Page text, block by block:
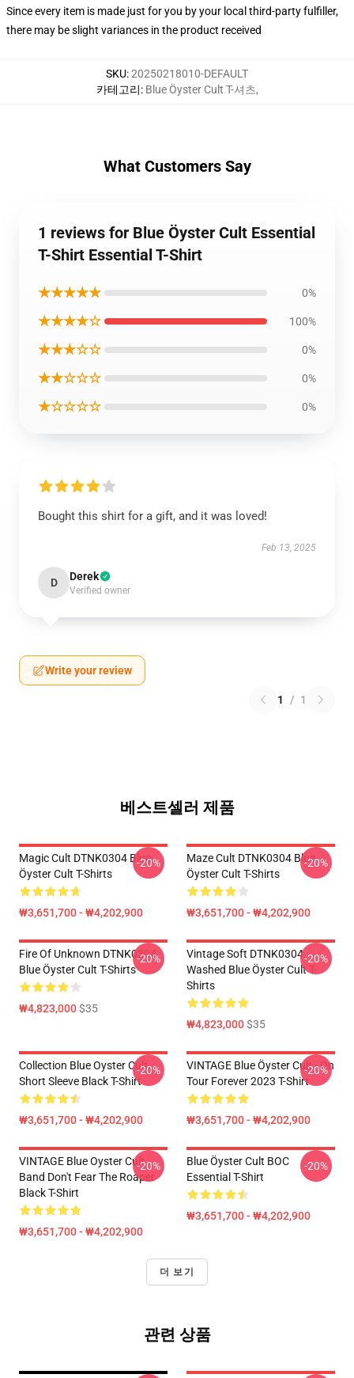
Since every item is made just for you by your local third-party fulfiller,
there may be slight variances in the product received
SKU:20250218010-DEFAULT
카테고리: Blue Öyster Cult T-셔츠,
What Customers Say
1 reviews for Blue Öyster Cult Essential
T-Shirt Essential T-Shirt
★★★★★ 0%
★★★★☆ 100%
★★★☆☆ 0%
★★☆☆☆ 0%
★☆☆☆☆ 0%
Bought this shirt for a gift, and it was loved!
Feb 13, 2025
D Derek
Verified owner
Write your review
1 / 1
베스트셀러 제품
Magic Cult DTNK0304 Blue
Öyster Cult T-Shirts
₩3,651,700 - ₩4,202,900
-20%
Maze Cult DTNK0304 Blue
Öyster Cult T-Shirts
₩3,651,700 - ₩4,202,900
-20%
Fire Of Unknown DTNK0304
Blue Öyster Cult T-Shirts
₩4,823,000$35
-20%
Vintage Soft DTNK0304
Washed Blue Öyster Cult T-
Shirts
₩4,823,000$35
-20%
Collection Blue Oyster Cult
Short Sleeve Black T-Shirt
₩3,651,700 - ₩4,202,900
-20%
VINTAGE Blue Öyster Cult - On
Tour Forever 2023 T-Shirt
₩3,651,700 - ₩4,202,900
-20%
VINTAGE Blue Oyster Cult
Band Don't Fear The Roaper
Black T-Shirt
₩3,651,700 - ₩4,202,900
-20%
Blue Öyster Cult BOC
Essential T-Shirt
₩3,651,700 - ₩4,202,900
-20%
더 보기
관련 상품